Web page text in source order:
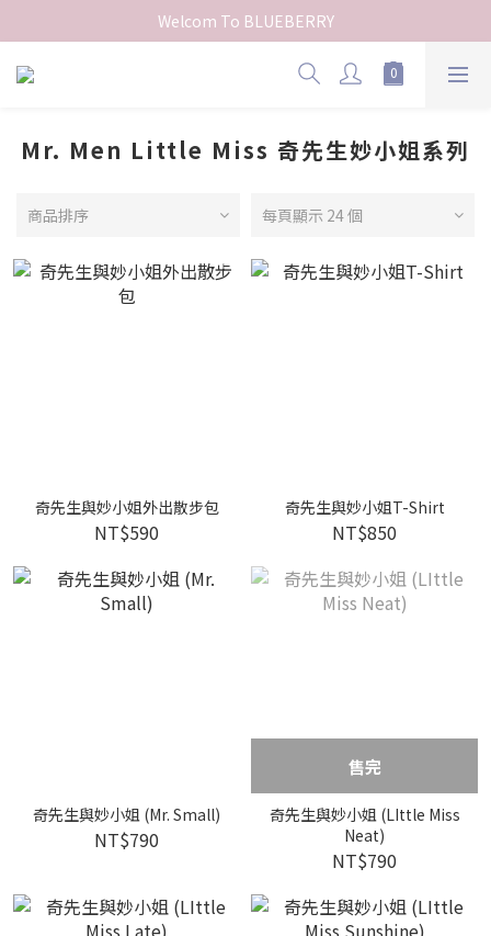
Welcom To BLUEBERRY
Mr. Men Little Miss 奇先生妙小姐系列
商品排序 每頁顯示 24 個
奇先生與妙小姐外出散步包
NT$590
奇先生與妙小姐T-Shirt
NT$850
奇先生與妙小姐 (Mr. Small)
NT$790
售完
奇先生與妙小姐 (LIttle Miss
Neat)
NT$790